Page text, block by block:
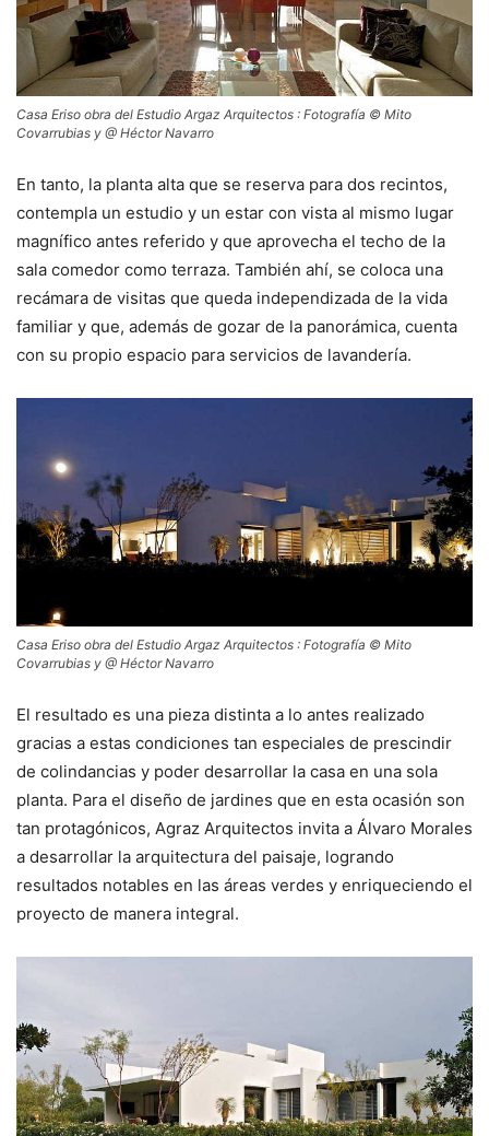
Casa Eriso obra del Estudio Argaz Arquitectos : Fotografía © Mito
Covarrubias y @ Héctor Navarro
En tanto, la planta alta que se reserva para dos recintos,
contempla un estudio y un estar con vista al mismo lugar
magnífico antes referido y que aprovecha el techo de la
sala comedor como terraza. También ahí, se coloca una
recámara de visitas que queda independizada de la vida
familiar y que, además de gozar de la panorámica, cuenta
con su propio espacio para servicios de lavandería.
Casa Eriso obra del Estudio Argaz Arquitectos : Fotografía © Mito
Covarrubias y @ Héctor Navarro
El resultado es una pieza distinta a lo antes realizado
gracias a estas condiciones tan especiales de prescindir
de colindancias y poder desarrollar la casa en una sola
planta. Para el diseño de jardines que en esta ocasión son
tan protagónicos, Agraz Arquitectos invita a Álvaro Morales
a desarrollar la arquitectura del paisaje, logrando
resultados notables en las áreas verdes y enriqueciendo el
proyecto de manera integral.